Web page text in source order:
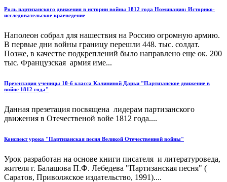
Роль партизанского движения в истории войны 1812 года Номинация: Историко-
исследовательское краеведение
Наполеон собрал для нашествия на Россию огромную армию.
В первые дни войны границу перешли 448. тыс. солдат.
Позже, в качестве подкреплений было направлено еще ок. 200
тыс. Французская армия име...
Презентация ученицы 10-б класса Калининой Дарьи "Партизанское движение в
войне 1812 года"
Данная презетация посвящена лидерам партизанского
движения в Отечественой войе 1812 года....
Конспект урока "Партизанская песня Великой Отечественной войны"
Урок разработан на основе книги писателя и литературоведа,
жителя г. Балашова П.Ф. Лебедева "Партизанская песня" (
Саратов, Приволжское издательство, 1991)....